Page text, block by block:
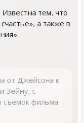
тем, что
а также в
от Джейсона к
Зейну, с
съемок фильма